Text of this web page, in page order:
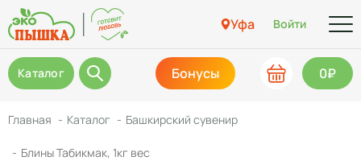
Уфа Войти
Каталог Бонусы 0₽
Главная Каталог Башкирский сувенир
Блины Табикмак, 1кг вес